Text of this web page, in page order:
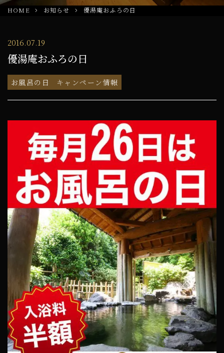
HOME お知らせ 優湯庵おふろの日
2016.07.19
優湯庵おふろの日
お風呂の日 キャンペーン情報